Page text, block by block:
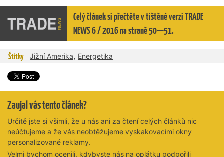
Celý článek si přečtěte v tištěné verzi TRADE
NEWS 6 / 2016 na straně 50—51.
Štítky Jižní Amerika, Energetika
Zaujal vás tento článek?
Určitě jste si všimli, že u nás ani za čtení celých článků nic
neúčtujeme a že vás neobtěžujeme vyskakovacími okny
personalizované reklamy.
Velmi bychom ocenili, kdybyste nás na oplátku podpořili